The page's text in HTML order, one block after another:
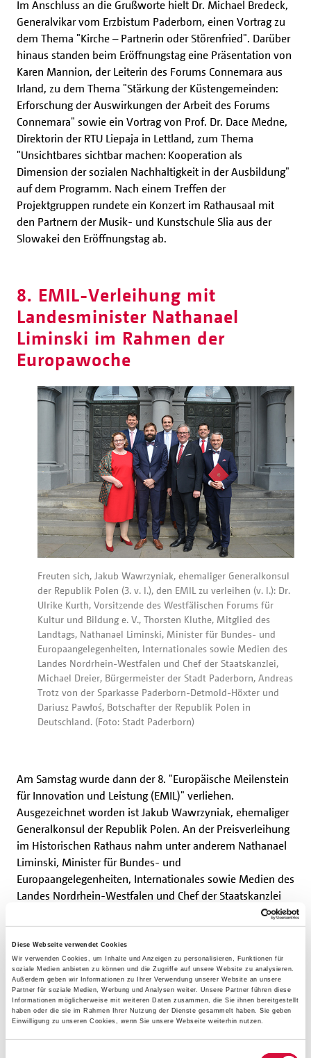
Diese Webseite verwendet Cookies
Wir verwenden Cookies, um Inhalte und Anzeigen zu personalisieren, Funktionen für
soziale Medien anbieten zu können und die Zugriffe auf unsere Website zu analysieren.
Außerdem geben wir Informationen zu Ihrer Verwendung unserer Website an unsere
Partner für soziale Medien, Werbung und Analysen weiter. Unsere Partner führen diese
Informationen möglicherweise mit weiteren Daten zusammen, die Sie ihnen bereitgestellt
haben oder die sie im Rahmen Ihrer Nutzung der Dienste gesammelt haben. Sie geben
Einwilligung zu unseren Cookies, wenn Sie unsere Webseite weiterhin nutzen.
Im Anschluss an die Grußworte hielt Dr. Michael Bredeck,
Generalvikar vom Erzbistum Paderborn, einen Vortrag zu
dem Thema "Kirche – Partnerin oder Störenfried". Darüber
hinaus standen beim Eröffnungstag eine Präsentation von
Karen Mannion, der Leiterin des Forums Connemara aus
Irland, zu dem Thema "Stärkung der Küstengemeinden:
Erforschung der Auswirkungen der Arbeit des Forums
Connemara" sowie ein Vortrag von Prof. Dr. Dace Medne,
Direktorin der RTU Liepaja in Lettland, zum Thema
"Unsichtbares sichtbar machen: Kooperation als
Dimension der sozialen Nachhaltigkeit in der Ausbildung"
auf dem Programm. Nach einem Treffen der
Projektgruppen rundete ein Konzert im Rathausaal mit
den Partnern der Musik- und Kunstschule Slia aus der
Slowakei den Eröffnungstag ab.
8. EMIL-Verleihung mit
Landesminister Nathanael
Liminski im Rahmen der
Europawoche
Freuten sich, Jakub Wawrzyniak, ehemaliger Generalkonsul
der Republik Polen (3. v. l.), den EMIL zu verleihen (v. l.): Dr.
Ulrike Kurth, Vorsitzende des Westfälischen Forums für
Kultur und Bildung e. V., Thorsten Kluthe, Mitglied des
Landtags, Nathanael Liminski, Minister für Bundes- und
Europaangelegenheiten, Internationales sowie Medien des
Landes Nordrhein-Westfalen und Chef der Staatskanzlei,
Michael Dreier, Bürgermeister der Stadt Paderborn, Andreas
Trotz von der Sparkasse Paderborn-Detmold-Höxter und
Dariusz Pawłoś, Botschafter der Republik Polen in
Deutschland. (Foto: Stadt Paderborn)
Am Samstag wurde dann der 8. "Europäische Meilenstein
für Innovation und Leistung (EMIL)" verliehen.
Ausgezeichnet worden ist Jakub Wawrzyniak, ehemaliger
Generalkonsul der Republik Polen. An der Preisverleihung
im Historischen Rathaus nahm unter anderem Nathanael
Liminski, Minister für Bundes- und
Europaangelegenheiten, Internationales sowie Medien des
Landes Nordrhein-Westfalen und Chef der Staatskanzlei
"Jakub Wawrzyniak ist das Kunststück gelungen, eine
starke Stimme Polens in Nordrhein-Westfalen und
gleichzeitig ein Gesicht des Konsularischen Korps und
damit Botschafter Nordrhein-Westfalens in der Welt zu
sein", lobte Nathanael Liminski die besonderen Leistungen